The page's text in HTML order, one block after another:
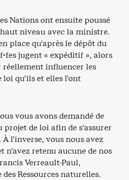
Nations ont ensuite poussé
niveau avec la ministre.
place qu’après le dépôt du
jugent « expéditif », alors
réellement influencer les
qu’ils et elles l’ont
vous avons demandé de
de loi afin de s’assurer
l’inverse, vous nous avez
n’avez retenu aucune de nos
Verreault-Paul,
Ressources naturelles.